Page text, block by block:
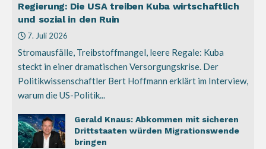
Regierung: Die USA treiben Kuba wirtschaftlich
und sozial in den Ruin
7. Juli 2026
Stromausfälle, Treibstoffmangel, leere Regale: Kuba
steckt in einer dramatischen Versorgungskrise. Der
Politikwissenschaftler Bert Hoffmann erklärt im Interview,
warum die US-Politik...
Gerald Knaus: Abkommen mit sicheren
Drittstaaten würden Migrationswende
bringen